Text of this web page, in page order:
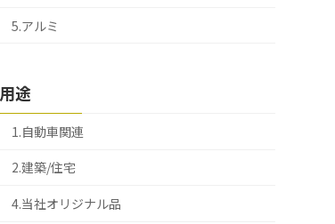
5.アルミ
用途
1.自動車関連
2.建築/住宅
4.当社オリジナル品